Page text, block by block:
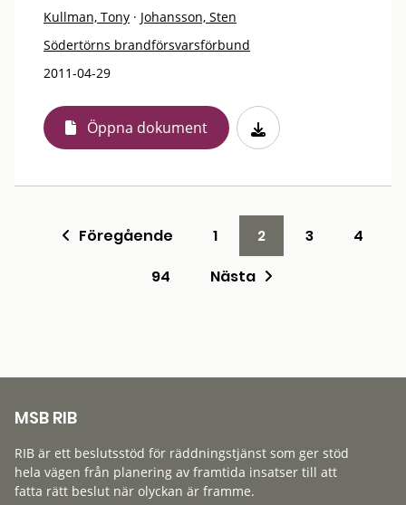
Kullman, Tony · Johansson, Sten
Södertörns brandförsvarsförbund
2011-04-29
Öppna dokument
Föregående 1 2 3
4
94
Nästa
MSB RIB
RIB är ett beslutsstöd för räddningstjänst som ger stöd
hela vägen från planering av framtida insatser till att
fatta rätt beslut när olyckan är framme.